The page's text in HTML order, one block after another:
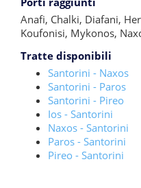
Anafi, Chalki, Diafani,
Koufonisi, Mykonos,
Tratte disponibili
Santorini - Naxos
Santorini - Paros
Santorini - Pireo
Ios - Santorini
Naxos - Santorini
Paros - Santorini
Pireo - Santorini